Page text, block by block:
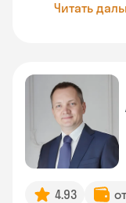
Читать
4.93